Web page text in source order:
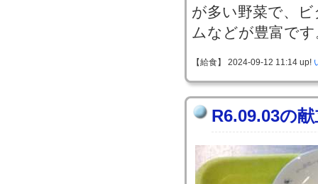
が多い野菜で、
ムなどが豊富です
【給食】 2024-09-12 11:14 up!
R6.09.03の